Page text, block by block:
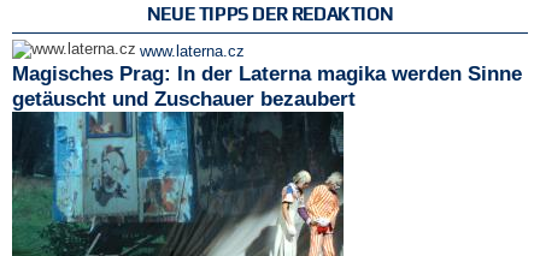
NEUE TIPPS DER REDAKTION
www.laterna.cz
Magisches Prag: In der Laterna magika werden Sinne
getäuscht und Zuschauer bezaubert